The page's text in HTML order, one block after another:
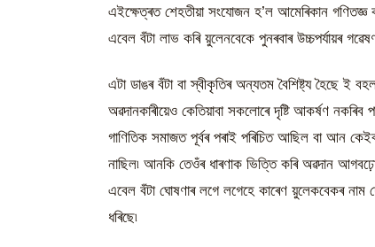
এইক্ষেত্ৰত শেহতীয়া সংযোজন হ’ল আমেৰিকান
এবেল বঁটা লাভ কৰি য়ুলেনবেকে পুনৰবাৰ উচ্চপৰ্যায়ৰ
এটা ডাঙৰ বঁটা বা স্বীকৃতিৰ অন্যতম বৈশিষ্ট্য হৈছে ই
অৱদানকাৰীয়েও কেতিয়াবা সকলোৰে দৃষ্টি আকৰ্ষণ নকৰিব
গাণিতিক সমাজত পূৰ্বৰ পৰাই পৰিচিত আছিল বা আন
নাছিল৷ আনকি তেওঁৰ ধাৰণাক ভিত্তি কৰি অৱদান
এবেল বঁটা ঘোষণাৰ লগে লগেহে কাৰেণ য়ুলেকবেকৰ নাম
ধৰিছে৷